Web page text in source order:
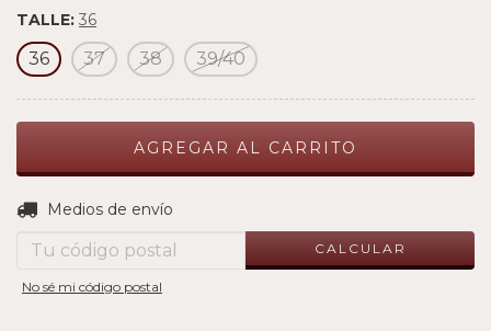
TALLE: 36
36 37 38 39/40
Entregas para el CP:
Medios de envío
CALCULAR
No sé mi código postal